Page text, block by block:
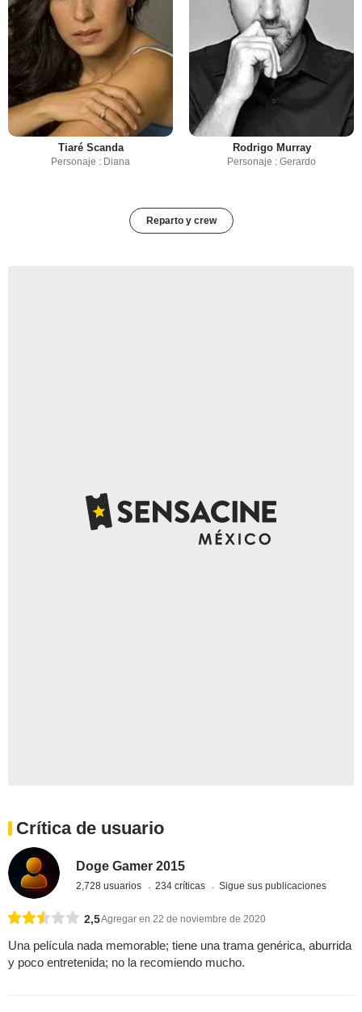
Tiaré Scanda
Personaje : Diana
Rodrigo Murray
Personaje : Gerardo
Reparto y crew
Crítica de usuario
Doge Gamer 2015
2,728 usuarios 234 críticas Sigue sus publicaciones
2,5Agregar en 22 de noviembre de 2020
Una película nada memorable; tiene una trama genérica, aburrida
y poco entretenida; no la recomiendo mucho.